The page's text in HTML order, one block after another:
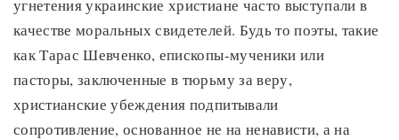
угнетения украинские христиане часто выступали в
качестве моральных свидетелей. Будь то поэты, такие
как Тарас Шевченко, епископы-мученики или
пасторы, заключенные в тюрьму за веру,
христианские убеждения подпитывали
сопротивление, основанное не на ненависти, а на